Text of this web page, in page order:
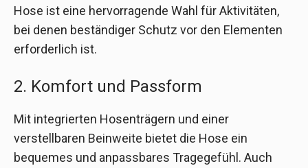
Hose ist eine hervorragende Wahl für Aktivitäten,
bei denen beständiger Schutz vor den Elementen
erforderlich ist.
2. Komfort und Passform
Mit integrierten Hosenträgern und einer
verstellbaren Beinweite bietet die Hose ein
bequemes und anpassbares Tragegefühl. Auch